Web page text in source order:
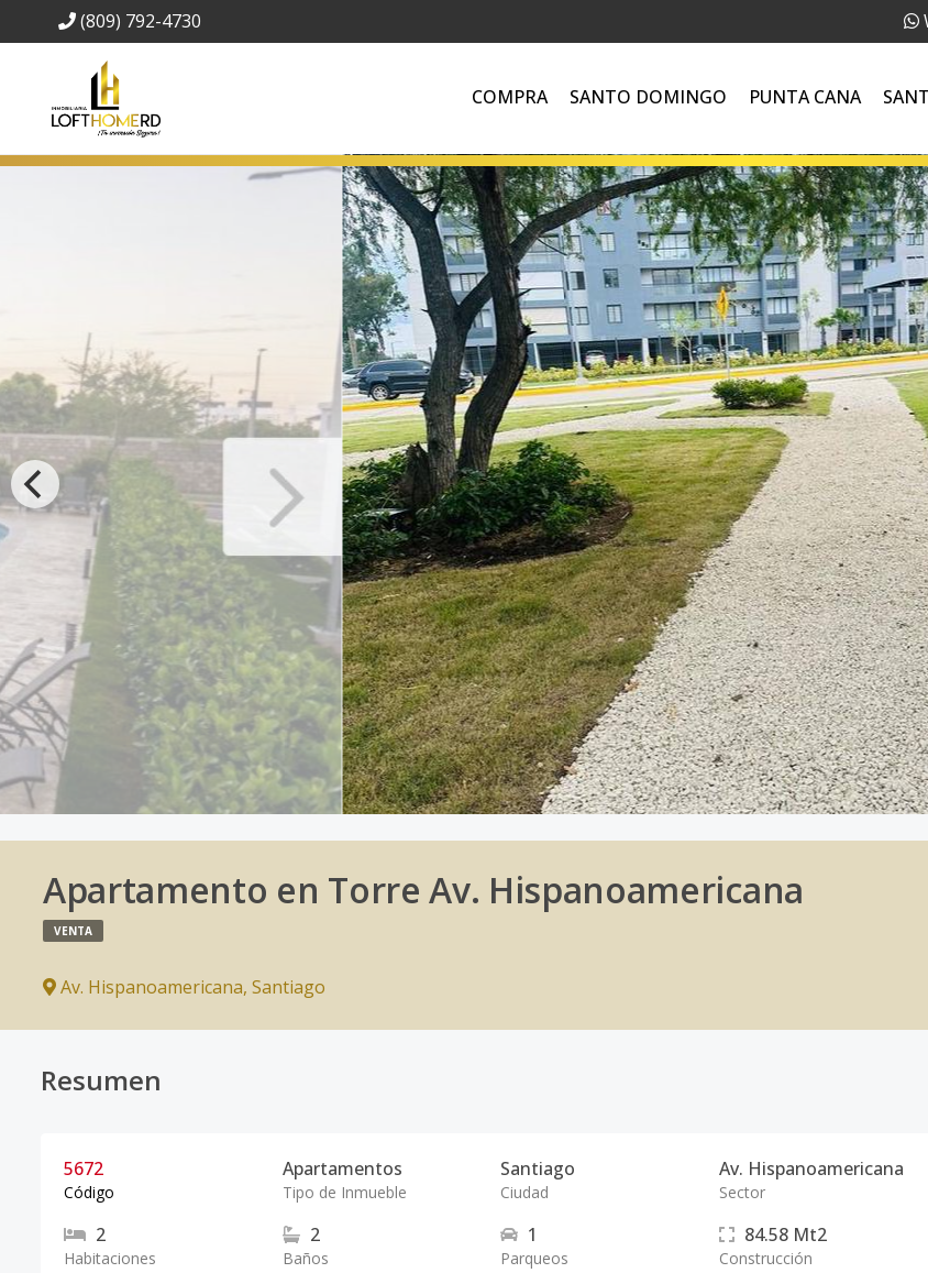
(809) 792-4730
COMPRA SANTO DOMINGO PUNTA CANA
Apartamento en Torre Av. Hispanoamericana
VENTA
Av. Hispanoamericana, Santiago
Resumen
5672
Código
Apartamentos
Tipo de Inmueble
Santiago
Ciudad
Av. Hispanoamericana
Sector
2
Habitaciones
2
Baños
1
Parqueos
84.58 Mt2
Construcción